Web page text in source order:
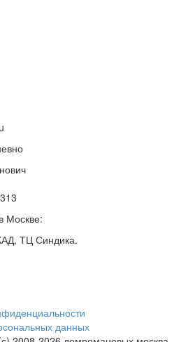
Москве:
ТЦ Синдика.
данных